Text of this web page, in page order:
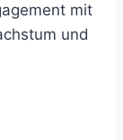
mit
und